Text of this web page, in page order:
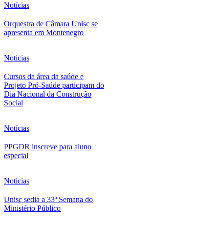
Notícias
Orquestra de Câmara Unisc se
apresenta em Montenegro
Notícias
Cursos da área da saúde e
Projeto Pró-Saúde participam do
Dia Nacional da Construção
Social
Notícias
PPGDR inscreve para aluno
especial
Notícias
Unisc sedia a 33ª Semana do
Ministério Público